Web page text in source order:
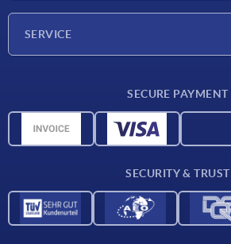
Press Reports
SERVICE
Material overview
SECURE PAYMENT
SECURITY & TRUST